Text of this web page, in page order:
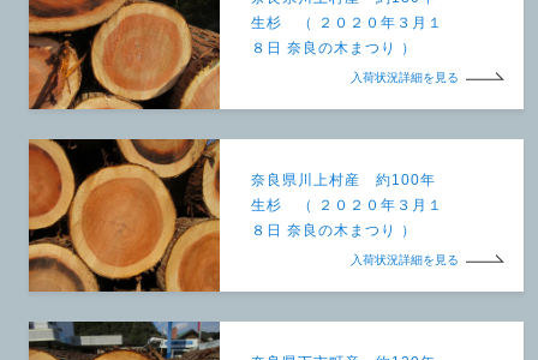
生杉 （ ２０２０年３月１
８日 奈良の木まつり ）
入荷状況詳細を見る
奈良県川上村産 約100年
生杉 （ ２０２０年３月１
８日 奈良の木まつり ）
入荷状況詳細を見る